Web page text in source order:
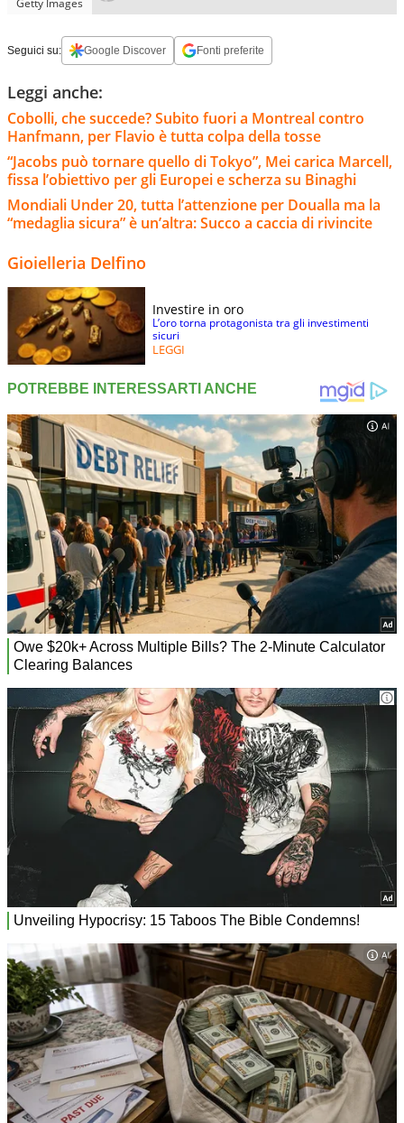
Getty Images
Seguici su: Google Discover Fonti preferite
Leggi anche:
Cobolli, che succede? Subito fuori a Montreal contro
Hanfmann, per Flavio è tutta colpa della tosse
“Jacobs può tornare quello di Tokyo”, Mei carica Marcell,
fissa l’obiettivo per gli Europei e scherza su Binaghi
Mondiali Under 20, tutta l’attenzione per Doualla ma la
“medaglia sicura” è un’altra: Succo a caccia di rivincite
Gioielleria Delfino
Investire in oro
L’oro torna protagonista tra gli investimenti
sicuri
LEGGI